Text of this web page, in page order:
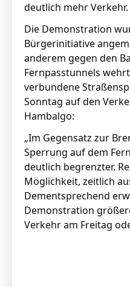
deutlich mehr Verkehr.
Die Demonstration
Bürgerinitiative
anderem gegen den
Fernpasstunnels
verbundene
Sonntag auf den
Hambalgo:
„Im Gegensatz zur
Sperrung auf dem
deutlich begrenzter.
Möglichkeit, zeitlich
Dementsprechend
Demonstration
Verkehr am Freitag